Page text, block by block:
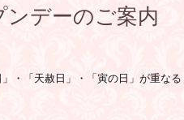
デーのご案内
・「天赦日」・「寅の日」が重な